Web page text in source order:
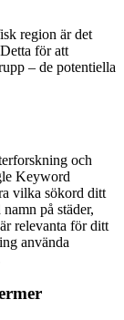
region är det
för att
– de potentiella
och
Keyword
vilka sökord ditt
på städer,
relevanta för ditt
använda